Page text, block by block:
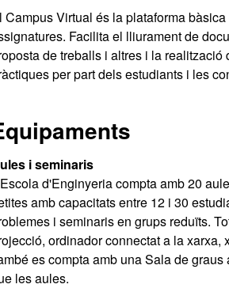
Campus Virtual és la plataforma
Facilita el lliurament de
de treballs i altres i la realització
per part dels estudiants i les
i seminaris
d'Enginyeria compta amb 20
amb capacitats entre 12 i 30
i seminaris en grups reduïts.
ordinador connectat a la xarxa,
es compta amb una Sala de
les aules.